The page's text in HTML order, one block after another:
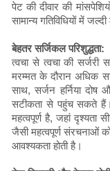
पेट की दीवार की
सामान्य गतिविधियों में
बेहतर सर्जिकल परिशुद्धता:
त्वचा से त्वचा की सर्जरी
मरम्मत के दौरान अधिक
साथ, सर्जन हर्निया
सटीकता से पहुंच सकते हैं।
महत्वपूर्ण है, जहां दृश्यता
जैसी महत्वपूर्ण संरचनाओं
आवश्यकता होती है।